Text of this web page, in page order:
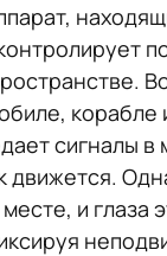
корабле
сигналы в
движется.
и глаза